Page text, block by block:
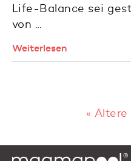
Life-Balance sei
von …
Weiterlesen
«